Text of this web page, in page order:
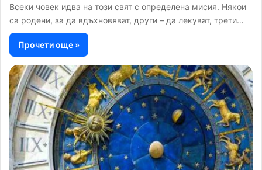
Всеки човек идва на този свят с определена мисия. Някои
са родени, за да вдъхновяват, други – да лекуват, трети…
Прочети още »